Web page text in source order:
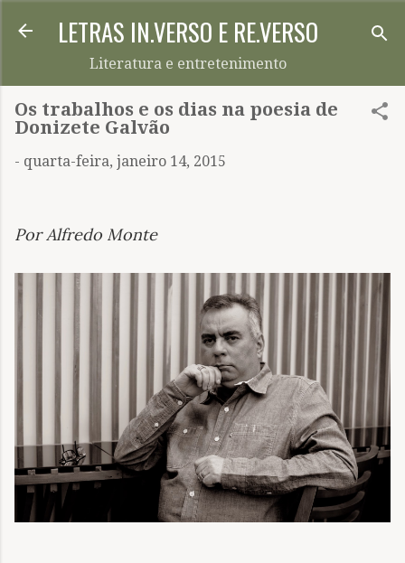
Pular para o conteúdo principal
LETRAS IN.VERSO E RE.VERSO
Literatura e entretenimento
Os trabalhos e os dias na poesia de
Donizete Galvão
- quarta-feira, janeiro 14, 2015
Por Alfredo Monte